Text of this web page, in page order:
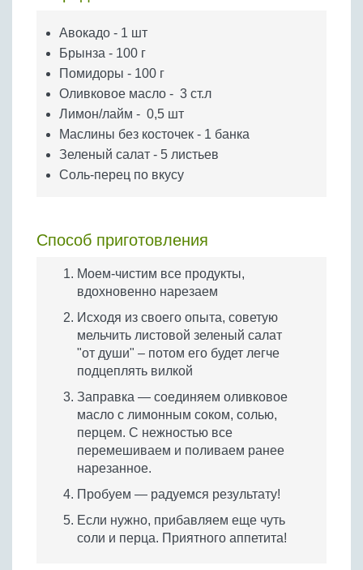
Яйца
Крупы
Авокадо - 1 шт
Брынза - 100 г
Помидоры - 100 г
Оливковое масло - 3 ст.л
Лимон/лайм - 0,5 шт
Маслины без косточек - 1 банка
Зеленый салат - 5 листьев
Соль-перец по вкусу
Способ приготовления
Моем-чистим все продукты,
вдохновенно нарезаем
Исходя из своего опыта, советую
мельчить листовой зеленый салат
"от души" – потом его будет легче
подцеплять вилкой
Заправка — соединяем оливковое
масло с лимонным соком, солью,
перцем. С нежностью все
перемешиваем и поливаем ранее
нарезанное.
Пробуем — радуемся результату!
Если нужно, прибавляем еще чуть
соли и перца. Приятного аппетита!